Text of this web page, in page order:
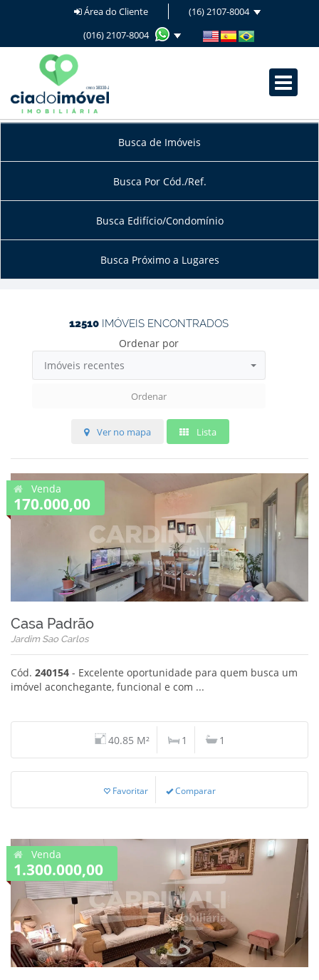
Área do Cliente
(16) 2107-8004
(016) 2107-8004
Busca de Imóveis
Busca Por Cód./Ref.
Busca Edifício/Condomínio
Busca Próximo a Lugares
12510 IMÓVEIS ENCONTRADOS
Ordenar por
Imóveis recentes
Ordenar
Ver no mapa Lista
Venda
170.000,00
Casa Padrão
Jardim Sao Carlos
Cód. 240154 - Excelente oportunidade para quem busca um
imóvel aconchegante, funcional e com ...
40.85 M² 1 1
Favoritar Comparar
Venda
1.300.000,00